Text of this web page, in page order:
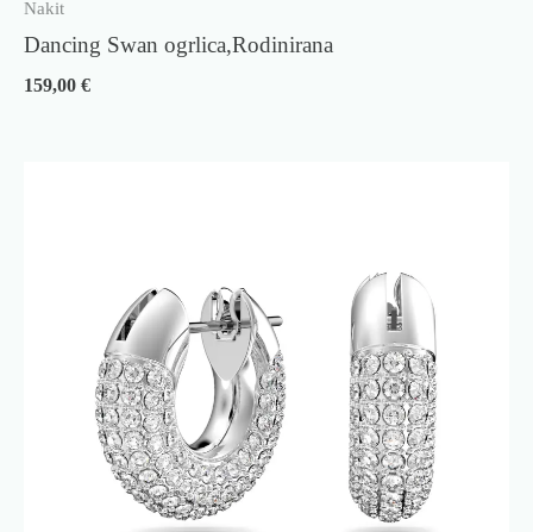
Nakit
Dancing Swan ogrlica,Rodinirana
159,00 €